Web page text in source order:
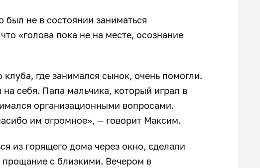
не в состоянии заниматься
«голова пока не на месте, осознание
где занимался сынок, очень помогли.
себя. Папа мальчика, который играл в
организационными вопросами.
им огромное», — говорит Максим.
из горящего дома через окно, сделали
с близкими. Вечером в